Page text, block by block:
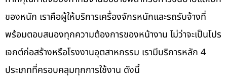
ของหนัก เราคือผู้ให้บริการเครื่องจักรหนักและรถรับจ้างที่
พร้อมตอบสนองทุกความต้องการของหน้างาน ไม่ว่าจะเป็นโปร
เจกต์ก่อสร้างหรือโรงงานอุตสาหกรรม เรามีบริการหลัก 4
ประเภทที่ครอบคลุมทุกการใช้งาน ดังนี้